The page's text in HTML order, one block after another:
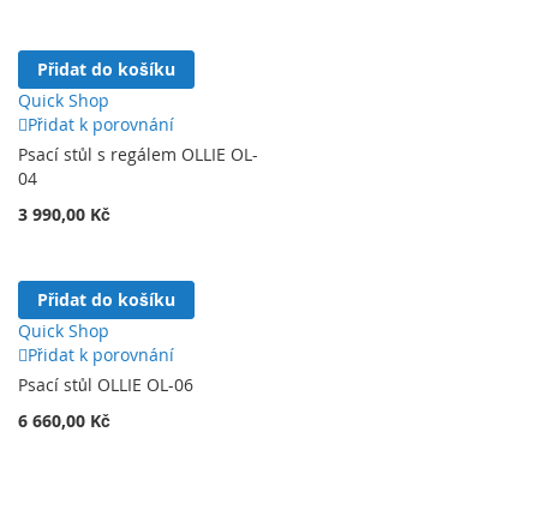
Přidat do košíku
Quick Shop
Přidat k porovnání
Psací stůl s regálem OLLIE OL-
04
3 990,00 Kč
Přidat do košíku
Quick Shop
Přidat k porovnání
Psací stůl OLLIE OL-06
6 660,00 Kč